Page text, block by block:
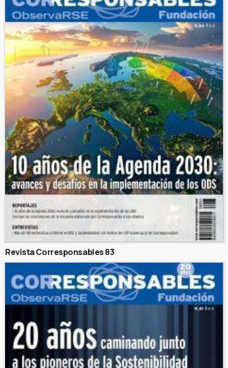
Revista Corresponsables 83